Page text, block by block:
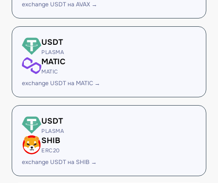
exchange USDT на AVAX →
USDT
PLASMA
MATIC
MATIC
exchange USDT на MATIC →
USDT
PLASMA
SHIB
ERC20
exchange USDT на SHIB →